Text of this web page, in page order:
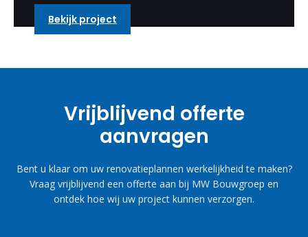
Bekijk project
Vrijblijvend offerte
aanvragen
Bent u klaar om uw renovatieplannen werkelijkheid te maken?
Vraag vrijblijvend een offerte aan bij MW Bouwgroep en
ontdek hoe wij uw project kunnen verzorgen.